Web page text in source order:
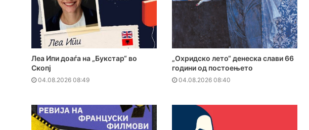
Леа Ипи доаѓа на „Букстар“ во
Скопј
04.08.2026 08:49
„Охридско лето“ денеска слави 66
години од постоењето
04.08.2026 08:40